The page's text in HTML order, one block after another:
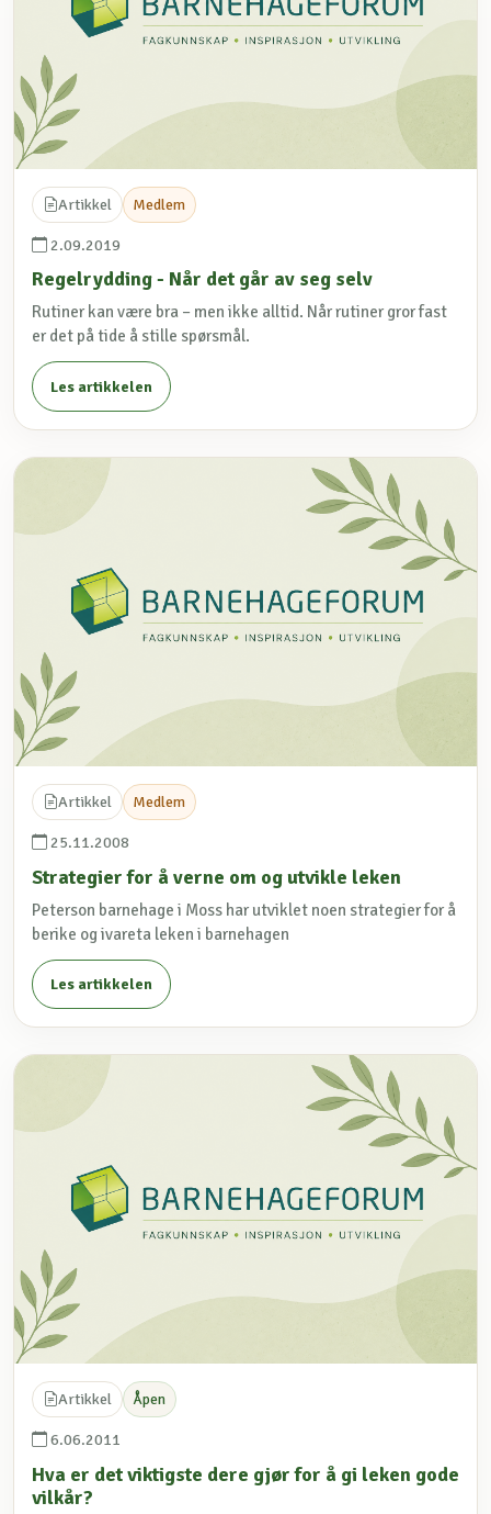
Artikkel Medlem
2.09.2019
Regelrydding - Når det går av seg selv
Rutiner kan være bra – men ikke alltid. Når rutiner gror fast
er det på tide å stille spørsmål.
Les artikkelen
Artikkel Medlem
25.11.2008
Strategier for å verne om og utvikle leken
Peterson barnehage i Moss har utviklet noen strategier for å
berike og ivareta leken i barnehagen
Les artikkelen
Artikkel Åpen
6.06.2011
Hva er det viktigste dere gjør for å gi leken gode
vilkår?